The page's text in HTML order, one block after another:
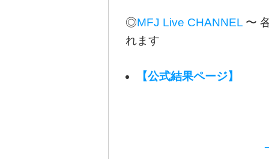
◎MFJ Live CHANNEL 〜
れます
【公式結果ページ】